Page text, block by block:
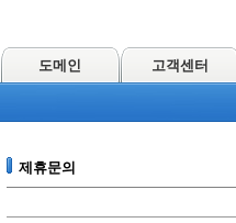
도메인 고객센터
제휴문의